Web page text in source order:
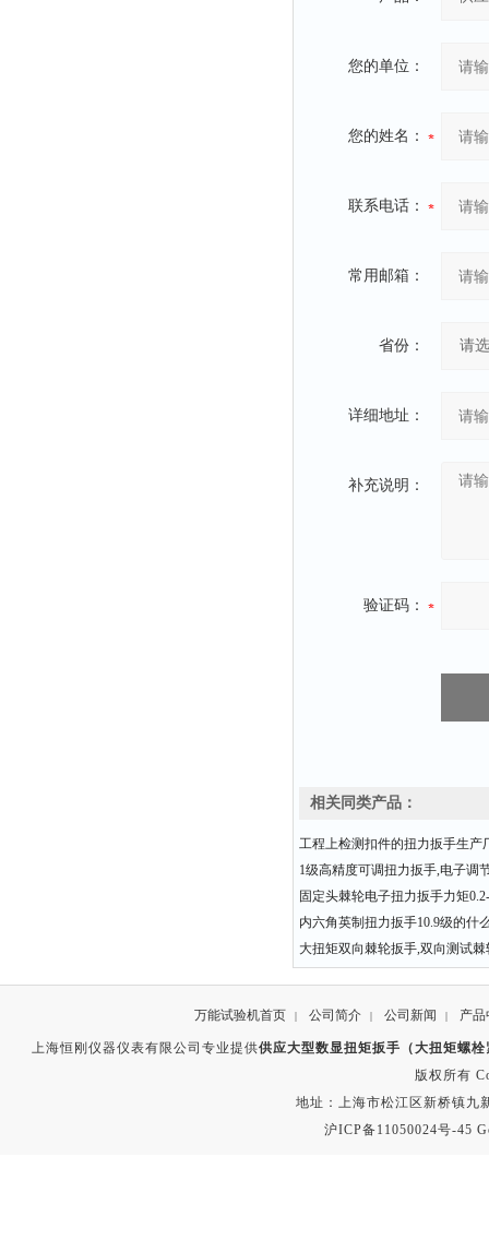
您的单位：
您的姓名：
联系电话：
常用邮箱：
省份：
详细地址：
补充说明：
验证码：
相关同类产品：
工程上检测扣件的扭力扳手生产
1级高精度可调扭力扳手,电子调
固定头棘轮电子扭力扳手力矩
内六角英制扭力扳手10.9级的什
大扭矩双向棘轮扳手,双向测试
万能试验机首页 | 公司简介 | 公司新闻 | 产品
上海恒刚仪器仪表有限公司专业提供供应大型数显扭矩扳手（大扭矩螺
版权所有
地址：上海市松江区新桥镇九
沪ICP备11050024号-45